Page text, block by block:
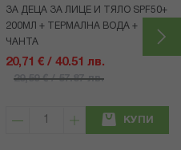
ЗА ДЕЦА ЗА ЛИЦЕ И ТЯЛО SPF50+
200МЛ + ТЕРМАЛНА ВОДА +
ЧАНТА
20,71 € / 40.51 лв.
29,59 € / 57.87 лв.
КУПИ